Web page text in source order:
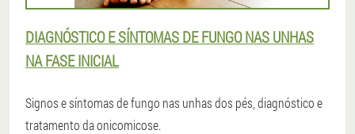
DIAGNÓSTICO E SÍNTOMAS DE FUNGO NAS UNHAS
NA FASE INICIAL
Signos e síntomas de fungo nas unhas dos pés, diagnóstico e
tratamento da onicomicose.